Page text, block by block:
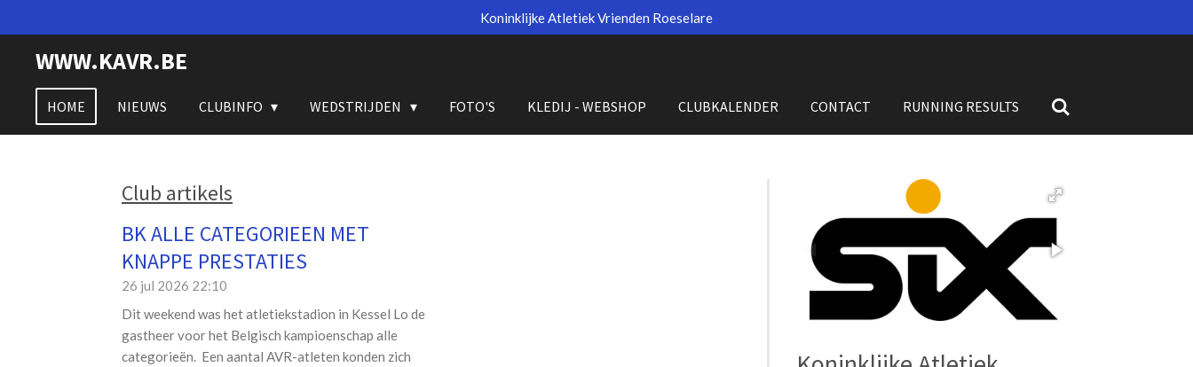
direct
hoofdinhoud
Koninklijke Atletiek Vrienden Roeselare
WWW.KAVR.BE
HOME NIEUWS CLUBINFO WEDSTRIJDEN FOTO'S KLEDIJ - WEBSHOP CLUBKALENDER CONTACT RUNNING RESULTS
Club artikels
BK ALLE CATEGORIEEN MET
KNAPPE PRESTATIES
26 jul 2026 22:10
Dit weekend was het atletiekstadion in Kessel Lo de
gastheer voor het Belgisch kampioenschap alle
categorieën. Een aantal AVR-atleten konden zich